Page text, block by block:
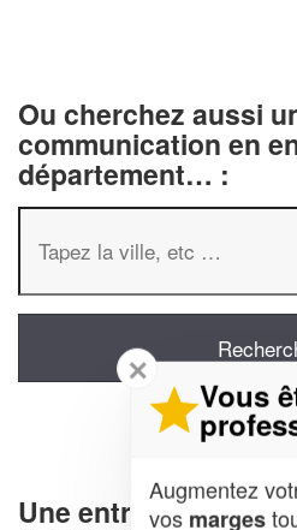
Ou cherchez aussi
communication en
département… :
Une entreprise
✕
Vous
Augmentez
vos marges